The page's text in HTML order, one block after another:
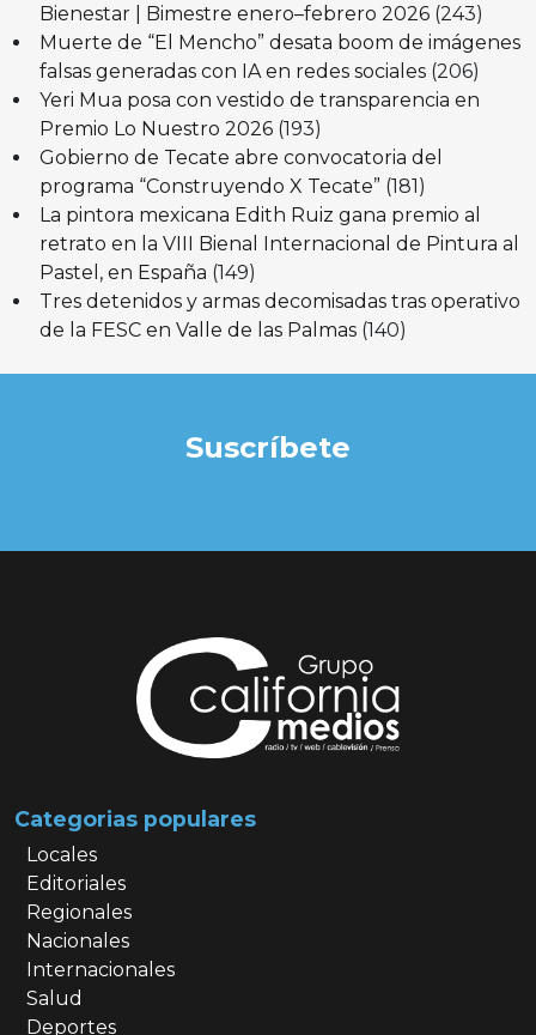
Bienestar | Bimestre enero–febrero 2026 (243)
Muerte de “El Mencho” desata boom de imágenes
falsas generadas con IA en redes sociales (206)
Yeri Mua posa con vestido de transparencia en
Premio Lo Nuestro 2026 (193)
Gobierno de Tecate abre convocatoria del
programa “Construyendo X Tecate” (181)
La pintora mexicana Edith Ruiz gana premio al
retrato en la VIII Bienal Internacional de Pintura al
Pastel, en España (149)
Tres detenidos y armas decomisadas tras operativo
de la FESC en Valle de las Palmas (140)
Suscríbete
Categorias populares
Locales
Editoriales
Regionales
Nacionales
Internacionales
Salud
Deportes